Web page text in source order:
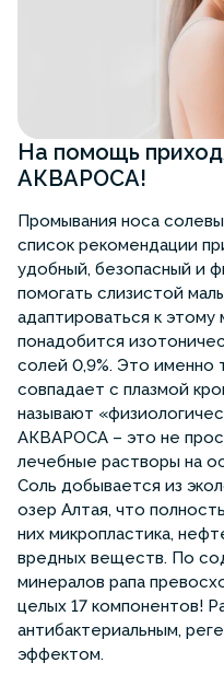
На помощь
АКВАРОСА!
Промывания носа
список рекомендации
удобный, безопасный и
помогать слизистой
адаптироваться к
понадобится
солей 0,9%. Это именно
совпадает с плазмой
называют
АКВАРОСА – это не
лечебные растворы на
Соль добывается из
озер Алтая, что
них микропластика,
вредных веществ. По
минералов рапа
целых 17 компонентов!
антибактериальным,
эффектом.